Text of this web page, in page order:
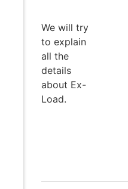
We will try
to explain
all the
details
about Ex-
Load.